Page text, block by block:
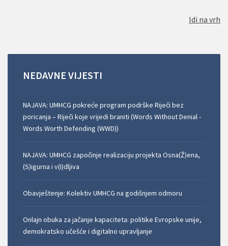
Idi na vrh
NEDAVNE VIJESTI
NAJAVA: UMHCG pokreće program podrške Riječi bez
poricanja – Riječi koje vrijedi braniti (Words Without Denial -
Words Worth Defending (WWD))
NAJAVA: UMHCG započinje realizaciju projekta Osna(Ž)ena,
(S)igurna i v(I)dljiva
Obavještenje: Kolektiv UMHCG na godišnjem odmoru
Onlajn obuka za jačanje kapaciteta: politike Evropske unije,
demokratsko učešće i digitalno upravljanje